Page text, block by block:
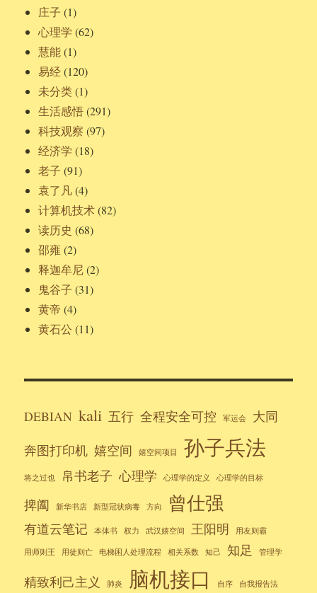
庄子 (1)
心理学 (62)
慧能(1)
易经(120)
未分类(1)
生活感悟(291)
科技观察 (97)
经济学 (18)
老子 (91)
袁了凡(4)
计算机技术(82)
读历史 (68)
邵雍 (2)
释迦牟尼(2)
鬼谷子 (31)
黄帝 (4)
黄石公 (11)
DEBIAN kali 五行 全程安全可控 军运会
大同
奔图打印机 嬉空间 嬉空间项目 孙子兵法
将之过也 帛书老子 心理学 心理学的定义 心理学的目标
捭阖 新华书店 新型冠状病毒 方向 曾仕强
有道云笔记 本体书 权力 武汉嬉空间 王阳明 用友则霸
用师则王 用徒则亡 电梯困人处理流程 相关系数 知己 知足 管理学
精致利己主义 肺炎 脑机接口 自序 自我报告法